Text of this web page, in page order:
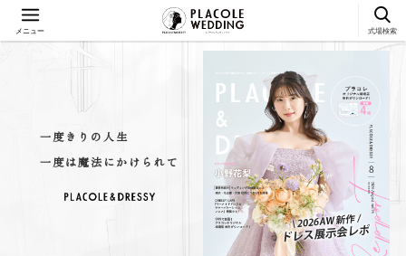
メニュー 式場検索
一度き り の 人 生
一度は魔法 にか け ら れて